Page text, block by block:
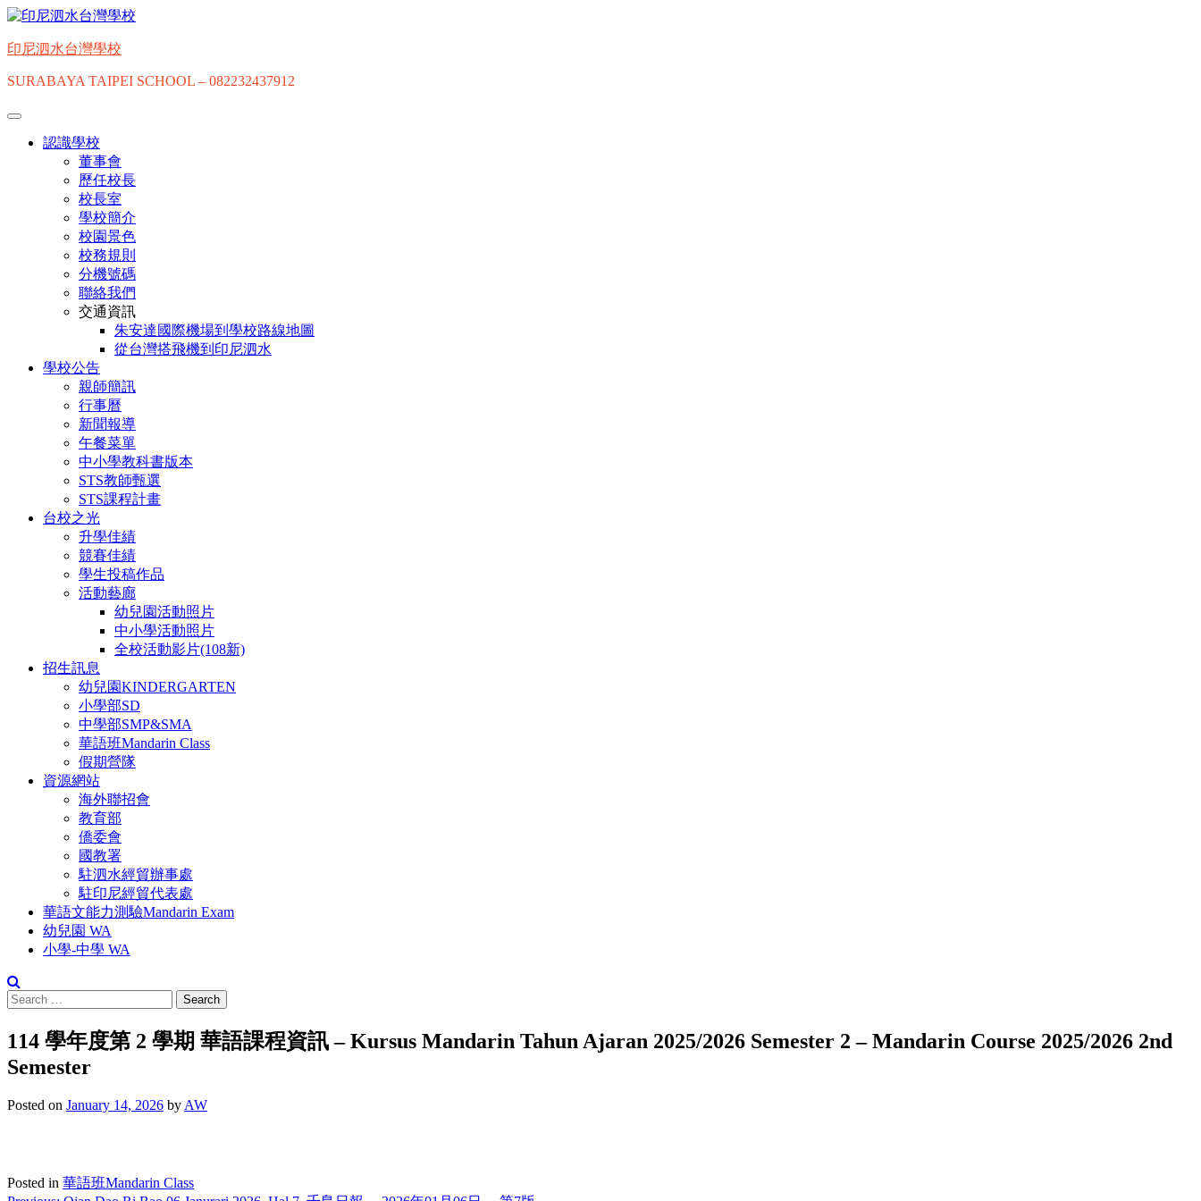
Skip
content
印尼泗水台灣學校
SURABAYA TAIPEI SCHOOL – 082232437912
認識學校
董事會
歷任校長
校長室
學校簡介
校園景色
校務規則
分機號碼
聯絡我們
交通資訊
朱安達國際機場到學校路線地圖
從台灣搭飛機到印尼泗水
學校公告
親師簡訊
行事曆
新聞報導
午餐菜單
中小學教科書版本
STS教師甄選
STS課程計畫
台校之光
升學佳績
競賽佳績
學生投稿作品
活動藝廊
幼兒園活動照片
中小學活動照片
全校活動影片(108新)
招生訊息
幼兒園KINDERGARTEN
小學部SD
中學部SMP&SMA
華語班Mandarin Class
假期營隊
資源網站
海外聯招會
教育部
僑委會
國教署
駐泗水經貿辦事處
駐印尼經貿代表處
華語文能力測驗Mandarin Exam
幼兒園 WA
小學-中學 WA
Search
for:
114 學年度第 2 學期 華語課程資訊 – Kursus Mandarin Tahun Ajaran 2025/2026 Semester 2 – Mandarin Course 2025/2026 2nd
Semester
Posted on January 14, 2026 by AW
Posted in 華語班Mandarin Class